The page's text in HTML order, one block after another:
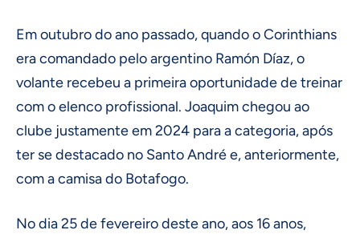
Em outubro do ano passado, quando o Corinthians
era comandado pelo argentino Ramón Díaz, o
volante recebeu a primeira oportunidade de treinar
com o elenco profissional. Joaquim chegou ao
clube justamente em 2024 para a categoria, após
ter se destacado no Santo André e, anteriormente,
com a camisa do Botafogo.
No dia 25 de fevereiro deste ano, aos 16 anos,